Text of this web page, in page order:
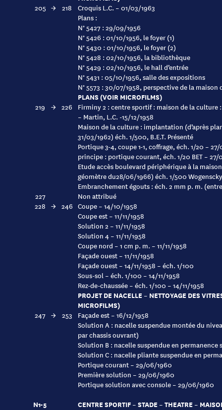
205 → 218
Croquis L.C. – 01/03/1963
Plans :
N° 5427 : 29/09/1956
N° 5426 : 01/10/1956, le foyer (1)
N° 5430 : 01/10/1956, le foyer (2)
N° 5428 : 02/10/1956, la bibliothèque
N° 5429 : 02/10/1956, le hall d’entrée
N° 5431 : 05/10/1956, salle des expositions
N° 5573 : 30/07/1958, perspective de la maison
PLANS (VOIR MICROFILMS)
219 → 226
Firminy 2 : centre sportif : maison de la culture
– Martin, L.C. -15/12/1958
Maison de la culture : implantation (d’après
31/03/1962) éch. 1/500, B.E.T. Présenté
Portique 3-4, coupe 1-1, coffrage, éch. 1/20 –
principe : portique courant, éch. 1/20 BET – 27/
Etude accès boulevard périphérique à la
géomètre du28/06/1966) éch. 1/500
Embranchement égouts : éch. 2 mm p. m.
227
Non attribué
228 → 246 Coupe – 14/10/1958
Coupe est – 11/11/1958
Solution 2 – 11/11/1958
Solution 4 – 11/11/1958
Coupe nord – 1 cm p. m. – 11/11/1958
Façade ouest – 11/11/1958
Façade ouest – 14/11/1958 – éch. 1/100
Sous-sol – éch. 1/100 – 14/11/1958
Rez-de-chaussée – éch. 1/100 – 14/11/1958
PROJET DE NACELLE – NETTOYAGE DES
MICROFILMS)
247 → 253
Façade est – 16/12/1958
Solution A : nacelle suspendue montée du
par chassis ouvrant)
Solution B : nacelle suspendue en permanence
Solution C : nacelle pliante suspendue en
Portique courant – 29/06/1960
Première solution – 29/06/1960
Portique solution avec console – 29/06/1960
N1-5
CENTRE SPORTIF – STADE – THEATRE –